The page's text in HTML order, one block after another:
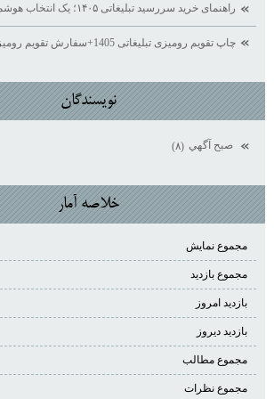
راهنمای خرید سررسید تبلیغاتی ۱۴۰۵؛ یک انتخاب هوشمندانه برای برندها
چاپ تقویم رومیزی تبلیغاتی 1405+سفارش تقویم رومیزی اختصاصی
نويسندگان
صبح آگهي (۸)
خلاصه آمار
مجموع نمایش‌
مجموع بازدید
بازدید امروز
بازدید دیروز
مجموع مطالب
مجموع نظرات